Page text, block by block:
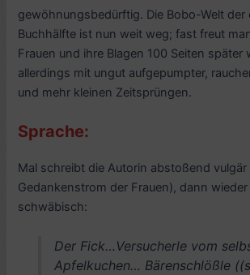
gewöhnungsbedürftig. Die Bobo-Welt der
Buchhälfte ist nun weit weg; fast freut
Frauen und ihre Blagen 100 Seiten später
allerdings mit ungut aufgepumpter,
und mehr kleinen Zeitsprüngen.
Sprache:
Mal schreibt die Autorin abstoßend vulgär
Gedankenstrom der Frauen), dann
schwäbisch:
Der Fick…Versucherle vom
Apfelkuchen… Bärenschlößle